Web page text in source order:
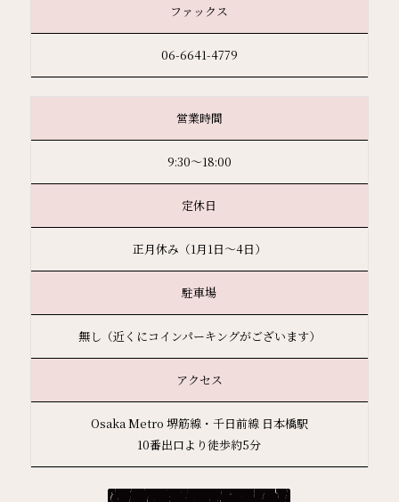
ファックス
06-6641-4779
営業時間
9:30〜18:00
定休日
正月休み（1月1日～4日）
駐車場
無し（近くにコインパーキングがございます）
アクセス
Osaka Metro 堺筋線・千日前線 日本橋駅
10番出口より徒歩約5分